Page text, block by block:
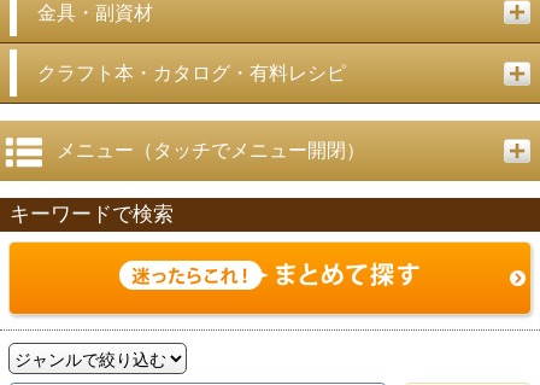
金具・副資材
クラフト本・カタログ・有料レシピ
メニュー（タッチでメニュー開閉）
キーワードで検索